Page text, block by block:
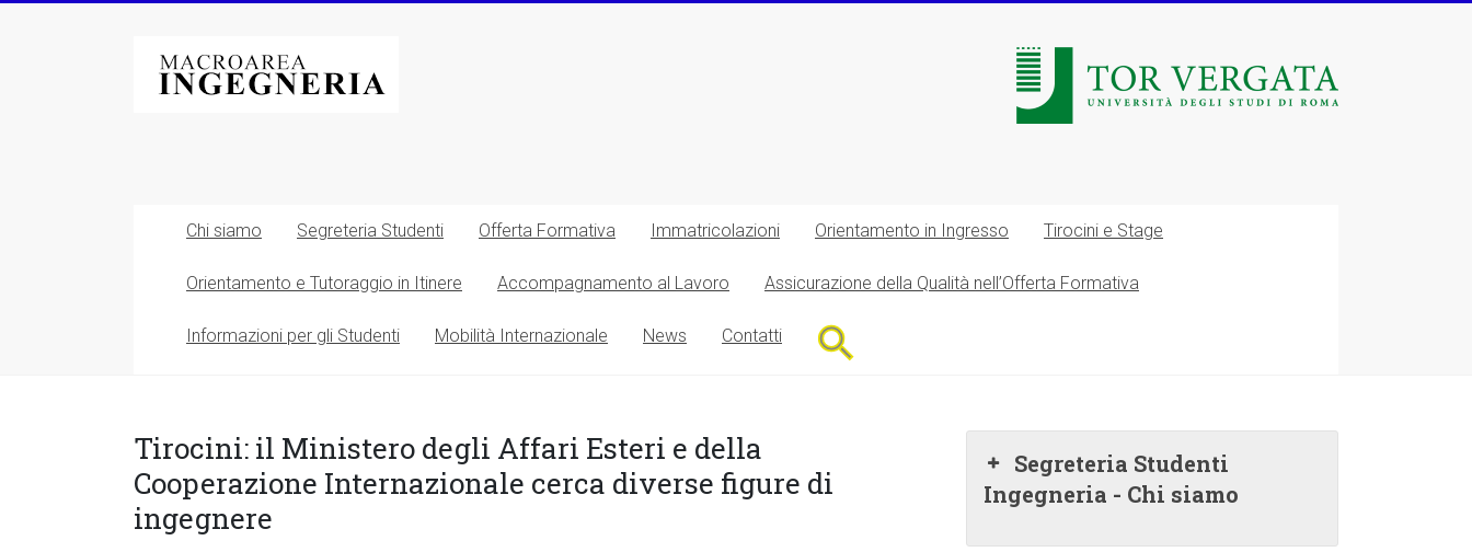
Macroarea
di
Università
degli
Studi
Tor
Vergata
Chi siamo Segreteria Studenti Offerta Formativa Immatricolazioni Orientamento in Ingresso Tirocini e Stage
Orientamento e Tutoraggio in Itinere Accompagnamento al Lavoro Assicurazione della Qualità nell’Offerta Formativa
Informazioni per gli Studenti Mobilità Internazionale News Contatti
Tirocini: il Ministero degli Affari Esteri e della
Cooperazione Internazionale cerca diverse figure di
ingegnere
Segreteria Studenti
Ingegneria - Chi siamo